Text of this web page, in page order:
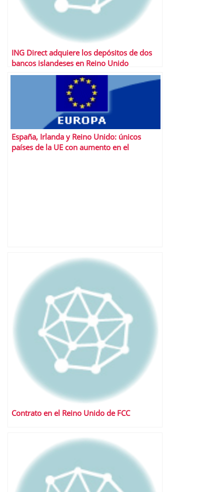
ING Direct adquiere los depósitos de dos
bancos islandeses en Reino Unido
España, Irlanda y Reino Unido: únicos
países de la UE con aumento en el
Contrato en el Reino Unido de FCC